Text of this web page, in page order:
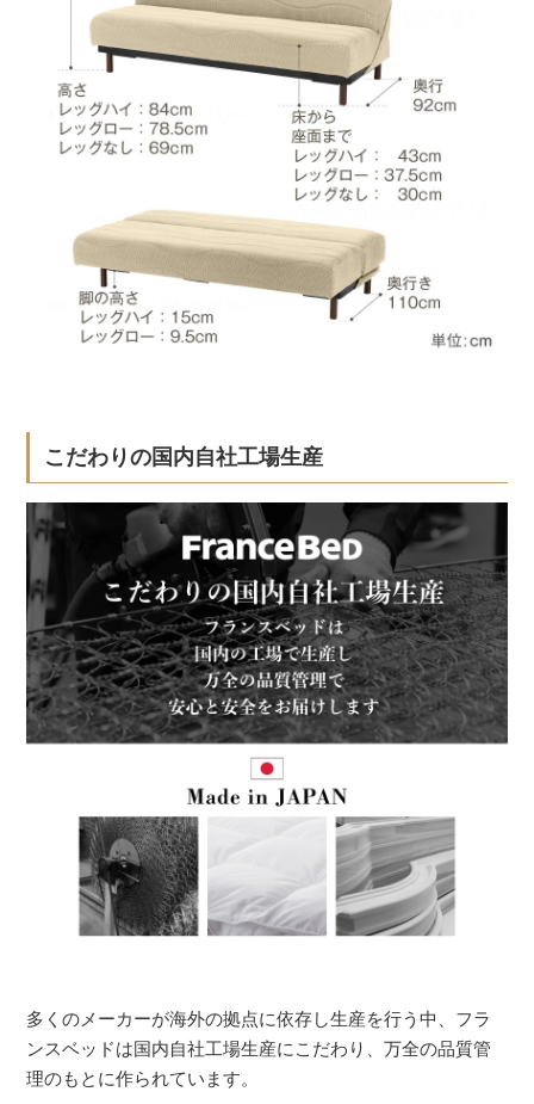
こだわりの国内自社工場生産
多くのメーカーが海外の拠点に依存し生産を行う中、フラ
ンスベッドは国内自社工場生産にこだわり、万全の品質管
理のもとに作られています。